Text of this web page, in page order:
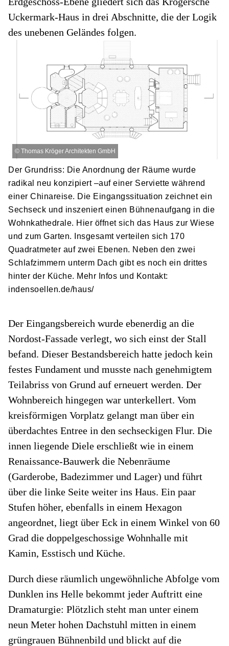
© Thomas Kröger Architekten GmbH
Der Grundriss: Die Anordnung der Räume wurde
radikal neu konzipiert –auf einer Serviette während
einer Chinareise. Die Eingangssituation zeichnet ein
Sechseck und inszeniert einen Bühnenaufgang in die
Wohnkathedrale. Hier öffnet sich das Haus zur Wiese
und zum Garten. Insgesamt verteilen sich 170
Quadratmeter auf zwei Ebenen. Neben den zwei
Schlafzimmern unterm Dach gibt es noch ein drittes
hinter der Küche. Mehr Infos und Kontakt:
indensoellen.de/haus/
Uckermark-Haus in drei Abschnitte, die der Logik
des unebenen Geländes folgen.
Der Eingangsbereich wurde ebenerdig an die
Nordost-Fassade verlegt, wo sich einst der Stall
befand. Dieser Bestandsbereich hatte jedoch kein
festes Fundament und musste nach genehmigtem
Teilabriss von Grund auf erneuert werden. Der
Wohnbereich hingegen war unterkellert. Vom
kreisförmigen Vorplatz gelangt man über ein
überdachtes Entree in den sechseckigen Flur. Die
innen liegende Diele erschließt wie in einem
Renaissance-Bauwerk die Nebenräume
(Garderobe, Badezimmer und Lager) und führt
über die linke Seite weiter ins Haus. Ein paar
Stufen höher, ebenfalls in einem Hexagon
angeordnet, liegt über Eck in einem Winkel von 60
Grad die doppelgeschossige Wohnhalle mit
Kamin, Esstisch und Küche.
Durch diese räumlich ungewöhnliche Abfolge vom
Dunklen ins Helle bekommt jeder Auftritt eine
Dramaturgie: Plötzlich steht man unter einem
neun Meter hohen Dachstuhl mitten in einem
grüngrauen Bühnenbild und blickt auf die